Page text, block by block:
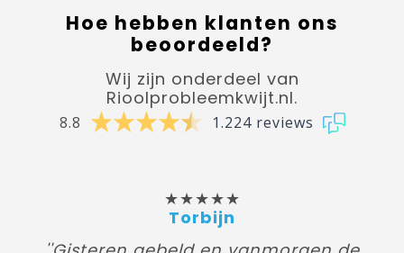
Hoe hebben klanten ons
beoordeeld?
Wij zijn onderdeel van
Rioolprobleemkwijt.nl.
8.8 1.224 reviews
★★★★★
Torbijn